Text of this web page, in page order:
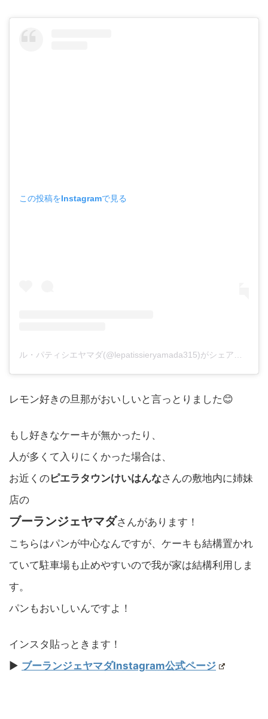
この投稿をInstagramで見る
ル・パティシエヤマダ(@lepatissieryamada315)がシェアした投稿
レモン好きの旦那がおいしいと言っとりました😊
もし好きなケーキが無かったり、
人が多くて入りにくかった場合は、
お近くのピエラタウンけいはんなさんの敷地内に姉妹
店の
ブーランジェヤマダさんがあります！
こちらはパンが中心なんですが、ケーキも結構置かれ
ていて駐車場も止めやすいので我が家は結構利用しま
す。
パンもおいしいんですよ！
インスタ貼っときます！
▶︎ ブーランジェヤマダInstagram公式ページ